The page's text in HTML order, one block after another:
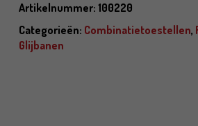
Artikelnummer: 100220
Categorieën: Combinatietoestellen,
Glijbanen